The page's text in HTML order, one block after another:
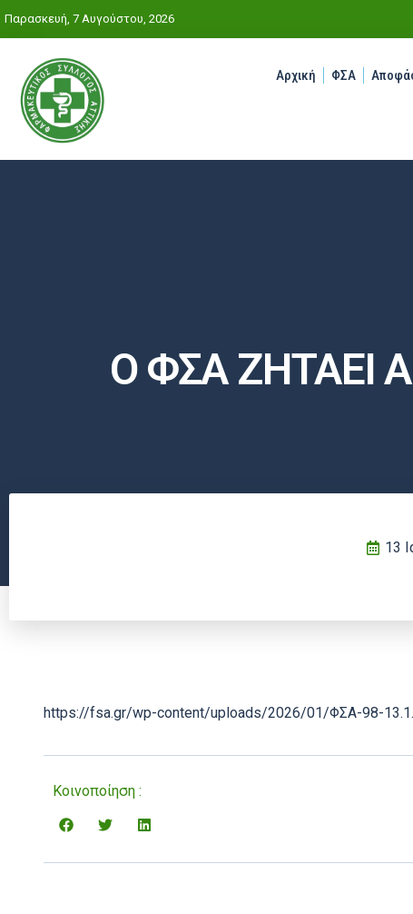
Παρασκευή, 7 Αυγούστου, 2026
Αρχική ΦΣΑ
Ο ΦΣΑ ΖΗΤΑΕΙ
13
https://fsa.gr/wp-content/uploads/2026/01/ΦΣΑ-98-
Κοινοποίηση :